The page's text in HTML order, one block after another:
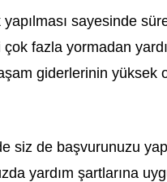
sayesinde
fazla yormadan
giderlerinin yüksek
siz de başvurunuzu
yardım şartlarına